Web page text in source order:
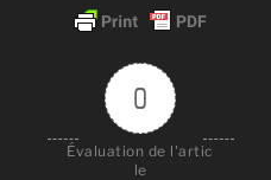
0
Évaluation de l'artic
le